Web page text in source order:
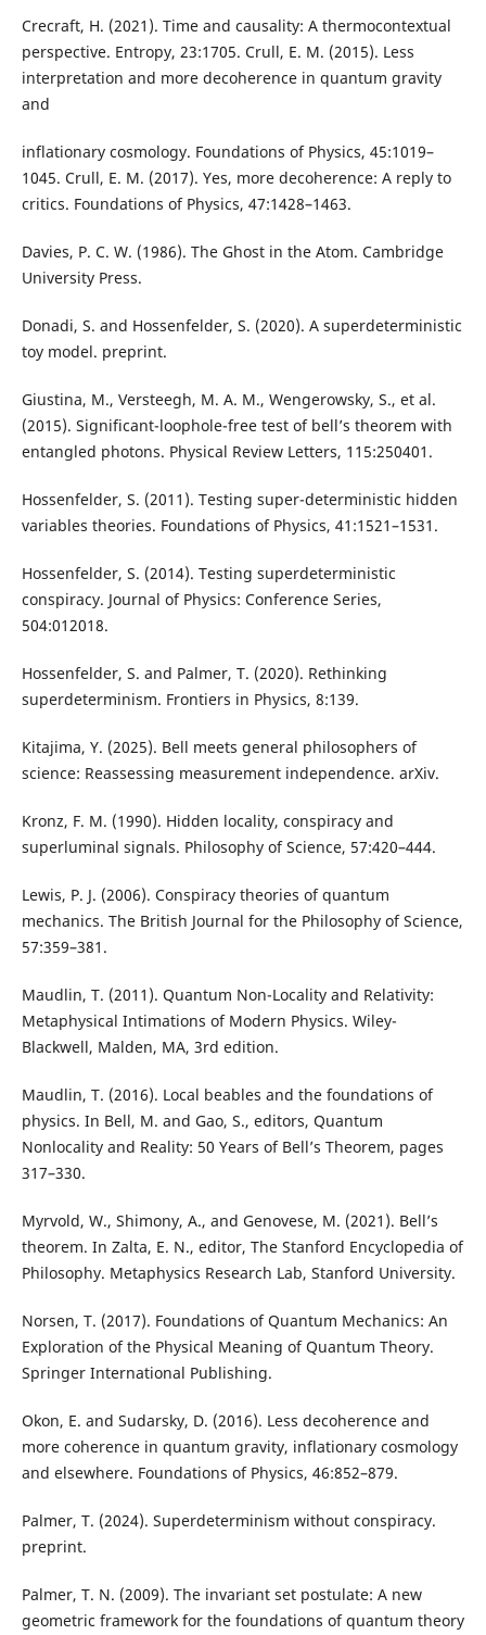
Crecraft, H. (2021). Time and causality: A thermocontextual
perspective. Entropy, 23:1705. Crull, E. M. (2015). Less
interpretation and more decoherence in quantum gravity
and
inflationary cosmology. Foundations of Physics, 45:1019–
1045. Crull, E. M. (2017). Yes, more decoherence: A reply to
critics. Foundations of Physics, 47:1428–1463.
Davies, P. C. W. (1986). The Ghost in the Atom. Cambridge
University Press.
Donadi, S. and Hossenfelder, S. (2020). A superdeterministic
toy model. preprint.
Giustina, M., Versteegh, M. A. M., Wengerowsky, S., et al.
(2015). Significant-loophole-free test of bell’s theorem with
entangled photons. Physical Review Letters, 115:250401.
Hossenfelder, S. (2011). Testing super-deterministic hidden
variables theories. Foundations of Physics, 41:1521–1531.
Hossenfelder, S. (2014). Testing superdeterministic
conspiracy. Journal of Physics: Conference Series,
504:012018.
Hossenfelder, S. and Palmer, T. (2020). Rethinking
superdeterminism. Frontiers in Physics, 8:139.
Kitajima, Y. (2025). Bell meets general philosophers of
science: Reassessing measurement independence. arXiv.
Kronz, F. M. (1990). Hidden locality, conspiracy and
superluminal signals. Philosophy of Science, 57:420–444.
Lewis, P. J. (2006). Conspiracy theories of quantum
mechanics. The British Journal for the Philosophy of Science,
57:359–381.
Maudlin, T. (2011). Quantum Non-Locality and Relativity:
Metaphysical Intimations of Modern Physics. Wiley-
Blackwell, Malden, MA, 3rd edition.
Maudlin, T. (2016). Local beables and the foundations of
physics. In Bell, M. and Gao, S., editors, Quantum
Nonlocality and Reality: 50 Years of Bell’s Theorem, pages
317–330.
Myrvold, W., Shimony, A., and Genovese, M. (2021). Bell’s
theorem. In Zalta, E. N., editor, The Stanford Encyclopedia of
Philosophy. Metaphysics Research Lab, Stanford University.
Norsen, T. (2017). Foundations of Quantum Mechanics: An
Exploration of the Physical Meaning of Quantum Theory.
Springer International Publishing.
Okon, E. and Sudarsky, D. (2016). Less decoherence and
more coherence in quantum gravity, inflationary cosmology
and elsewhere. Foundations of Physics, 46:852–879.
Palmer, T. (2024). Superdeterminism without conspiracy.
preprint.
Palmer, T. N. (2009). The invariant set postulate: A new
geometric framework for the foundations of quantum theory